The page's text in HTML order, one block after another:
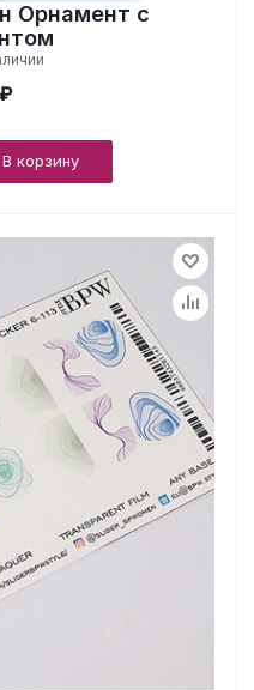
Орнамент с
В корзину